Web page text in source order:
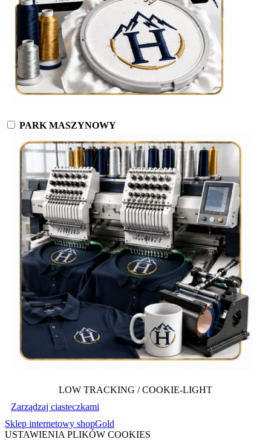
PARK MASZYNOWY
LOW TRACKING / COOKIE-LIGHT
Zarządzaj ciasteczkami
Sklep internetowy shopGold
USTAWIENIA PLIKÓW COOKIES